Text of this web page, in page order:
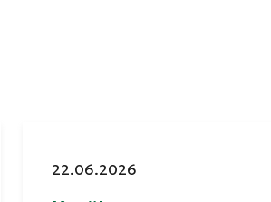
Julkaistu:
22.06.2026